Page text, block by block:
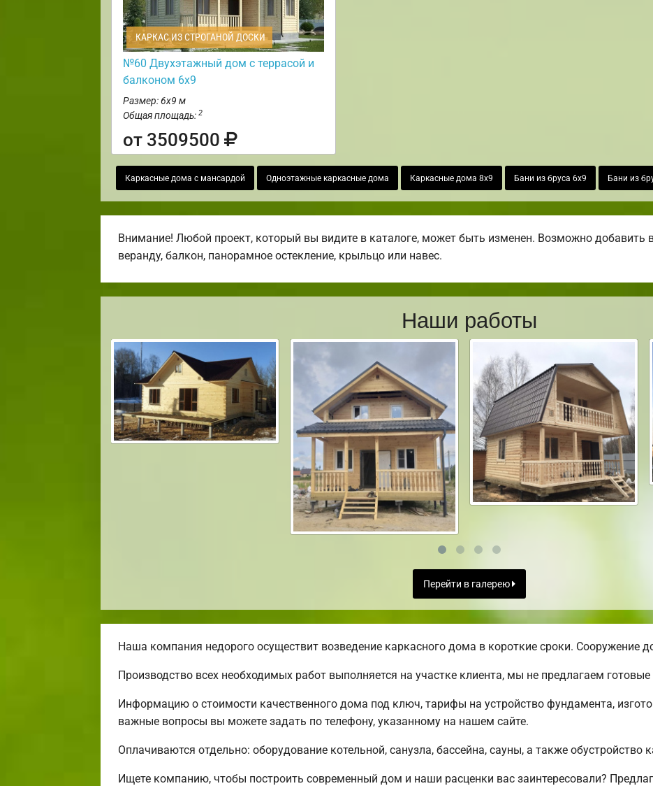
КАРКАС ИЗ СТРОГАНОЙ ДОСКИ
№60 Двухэтажный дом с террасой и
балконом 6х9
Размер: 6х9 м
Общая площадь: 2
от 3509500
Каркасные дома с мансардой Одноэтажные каркасные дома Каркасные дома 8х9 Бани из бруса 6х9 Бани из
Внимание! Любой проект, который вы видите в каталоге, может быть изменен. Возможно добавить в
веранду, балкон, панорамное остекление, крыльцо или навес.
Наши работы
Перейти в галерею
Наша компания недорого осуществит возведение каркасного дома в короткие сроки. Сооружение
Производство всех необходимых работ выполняется на участке клиента, мы не предлагаем
Информацию о стоимости качественного дома под ключ, тарифы на устройство фундамента,
важные вопросы вы можете задать по телефону, указанному на нашем сайте.
Оплачиваются отдельно: оборудование котельной, санузла, бассейна, сауны, а также обустройство
Ищете компанию, чтобы построить современный дом и наши расценки вас заинтересовали?